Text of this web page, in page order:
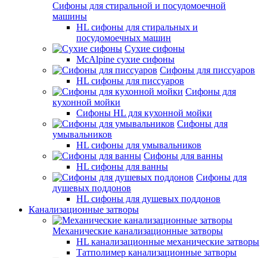
Сифоны для стиральной и посудомоечной
машины
HL сифоны для стиральных и
посудомоечных машин
Сухие сифоны
McAlpine сухие сифоны
Сифоны для писсуаров
HL сифоны для писсуаров
Сифоны для
кухонной мойки
Сифоны HL для кухонной мойки
Сифоны для
умывальников
HL сифоны для умывальников
Сифоны для ванны
HL сифоны для ванны
Сифоны для
душевых поддонов
HL сифоны для душевых поддонов
Канализационные затворы
Механические канализационные затворы
HL канализационные механические затворы
Татполимер канализационные затворы